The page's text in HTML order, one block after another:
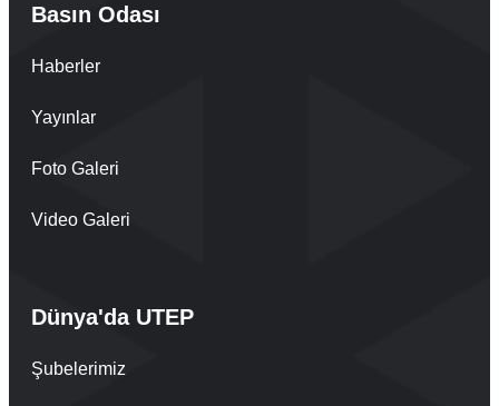
Basın Odası
Haberler
Yayınlar
Foto Galeri
Video Galeri
Dünya'da UTEP
Şubelerimiz